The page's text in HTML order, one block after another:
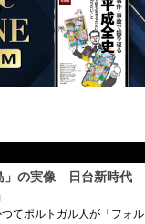
」の実像 日台新時代
てポルトガル人が「フォル